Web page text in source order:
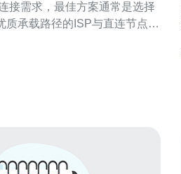
接需求，最佳方案通常是选择
质承载路径的ISP与直连节点
能调度（BGP策略+健康检